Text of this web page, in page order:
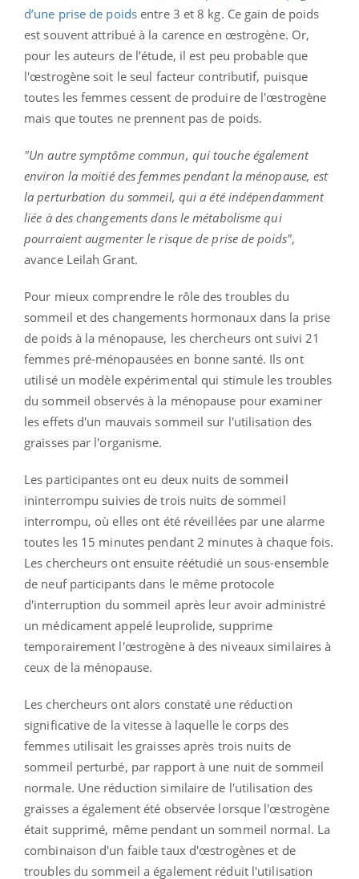
d’une prise de poids entre 3 et 8 kg. Ce gain de poids
est souvent attribué à la carence en œstrogène. Or,
pour les auteurs de l’étude, il est peu probable que
l'œstrogène soit le seul facteur contributif, puisque
toutes les femmes cessent de produire de l'œstrogène
mais que toutes ne prennent pas de poids.
"Un autre symptôme commun, qui touche également
environ la moitié des femmes pendant la ménopause, est
la perturbation du sommeil, qui a été indépendamment
liée à des changements dans le métabolisme qui
pourraient augmenter le risque de prise de poids",
avance Leilah Grant.
Pour mieux comprendre le rôle des troubles du
sommeil et des changements hormonaux dans la prise
de poids à la ménopause, les chercheurs ont suivi 21
femmes pré-ménopausées en bonne santé. Ils ont
utilisé un modèle expérimental qui stimule les troubles
du sommeil observés à la ménopause pour examiner
les effets d'un mauvais sommeil sur l'utilisation des
graisses par l'organisme.
Les participantes ont eu deux nuits de sommeil
ininterrompu suivies de trois nuits de sommeil
interrompu, où elles ont été réveillées par une alarme
toutes les 15 minutes pendant 2 minutes à chaque fois.
Les chercheurs ont ensuite réétudié un sous-ensemble
de neuf participants dans le même protocole
d'interruption du sommeil après leur avoir administré
un médicament appelé leuprolide, supprime
temporairement l'œstrogène à des niveaux similaires à
ceux de la ménopause.
Les chercheurs ont alors constaté une réduction
significative de la vitesse à laquelle le corps des
femmes utilisait les graisses après trois nuits de
sommeil perturbé, par rapport à une nuit de sommeil
normale. Une réduction similaire de l'utilisation des
graisses a également été observée lorsque l'œstrogène
était supprimé, même pendant un sommeil normal. La
combinaison d'un faible taux d'œstrogènes et de
troubles du sommeil a également réduit l'utilisation